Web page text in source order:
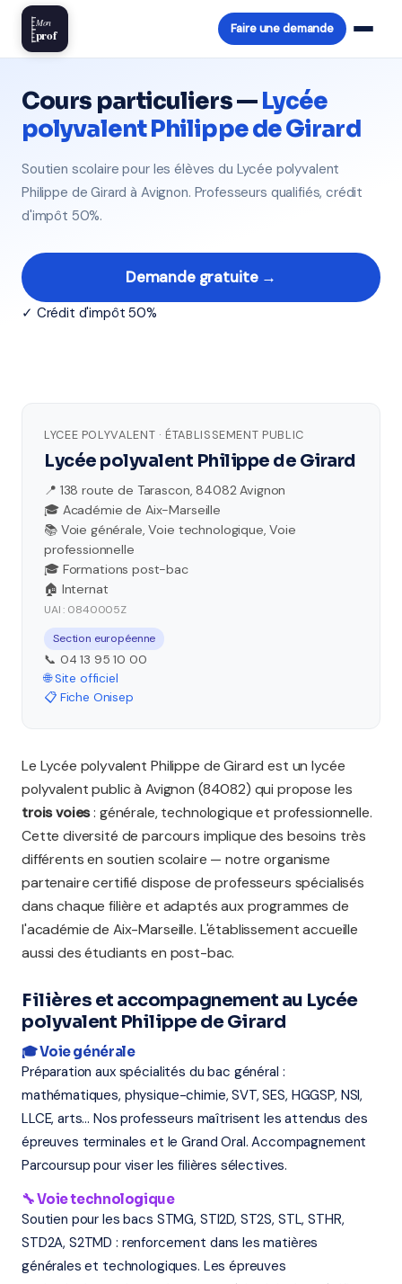
Mon
prof Faire une demande
Cours particuliers —Lycée
polyvalent Philippe de Girard
Soutien scolaire pour les élèves du Lycée polyvalent
Philippe de Girard à Avignon. Professeurs qualifiés, crédit
d'impôt 50%.
Demande gratuite →
✓ Crédit d'impôt 50%
LYCEE POLYVALENT · ÉTABLISSEMENT PUBLIC
Lycée polyvalent Philippe de Girard
📍 138 route de Tarascon, 84082 Avignon
🎓 Académie de Aix-Marseille
📚 Voie générale, Voie technologique, Voie
professionnelle
🎓 Formations post-bac
🏠 Internat
UAI : 0840005Z
Section européenne
📞 04 13 95 10 00
🌐 Site officiel
📋 Fiche Onisep
Le Lycée polyvalent Philippe de Girard est un lycée
polyvalent public à Avignon (84082) qui propose les
trois voies: générale, technologique et professionnelle.
Cette diversité de parcours implique des besoins très
différents en soutien scolaire — notre organisme
partenaire certifié dispose de professeurs spécialisés
dans chaque filière et adaptés aux programmes de
l'académie de Aix-Marseille. L'établissement accueille
aussi des étudiants en post-bac.
Filières et accompagnement au Lycée
polyvalent Philippe de Girard
🎓 Voie générale
Préparation aux spécialités du bac général :
mathématiques, physique-chimie, SVT, SES, HGGSP, NSI,
LLCE, arts... Nos professeurs maîtrisent les attendus des
épreuves terminales et le Grand Oral. Accompagnement
Parcoursup pour viser les filières sélectives.
🔧 Voie technologique
Soutien pour les bacs STMG, STI2D, ST2S, STL, STHR,
STD2A, S2TMD : renforcement dans les matières
générales et technologiques. Les épreuves